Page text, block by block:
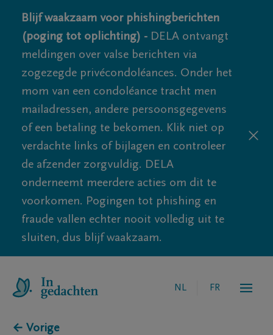
Blijf waakzaam voor phishingberichten
(poging tot oplichting) - DELA ontvangt
meldingen over valse berichten via
zogezegde privécondoléances. Onder het
mom van een condoléance tracht men
mailadressen, andere persoonsgegevens
of een betaling te bekomen. Klik niet op
verdachte links of bijlagen en controleer
de afzender zorgvuldig. DELA
onderneemt meerdere acties om dit te
voorkomen. Pogingen tot phishing en
fraude vallen echter nooit volledig uit te
sluiten, dus blijf waakzaam.
NL FR
← Vorige